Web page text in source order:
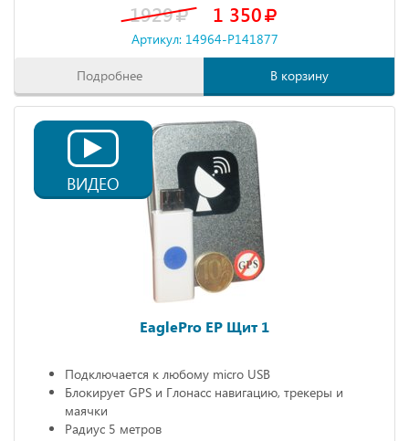
1929 1 350
Артикул: 14964-P141877
Подробнее В корзину
ВИДЕО
EaglePro EP Щит 1
Подключается к любому micro USB
Блокирует GPS и Глонасс навигацию, трекеры и
маячки
Радиус 5 метров